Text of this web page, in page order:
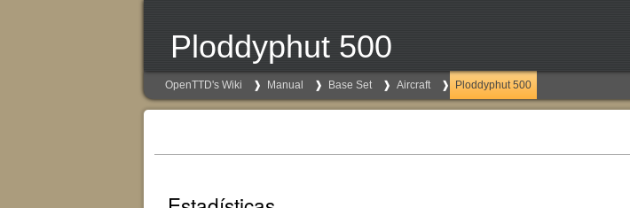
Ploddyphut 500
OpenTTD's Wiki Manual Base Set Aircraft Ploddyphut 500